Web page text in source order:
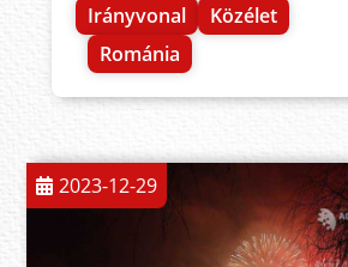
Irányvonal
Közélet
Románia
2023-12-29